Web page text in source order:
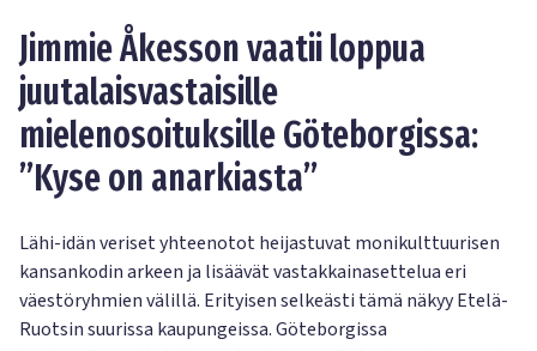
Jimmie Åkesson vaatii loppua
juutalaisvastaisille
mielenosoituksille Göteborgissa:
”Kyse on anarkiasta”
Lähi-idän veriset yhteenotot heijastuvat monikulttuurisen
kansankodin arkeen ja lisäävät vastakkainasettelua eri
väestöryhmien välillä. Erityisen selkeästi tämä näkyy Etelä-
Ruotsin suurissa kaupungeissa. Göteborgissa